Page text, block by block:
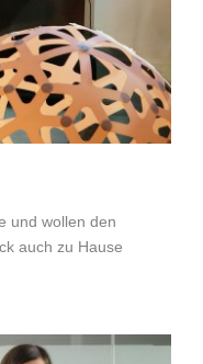
und wollen den
auch zu Hause